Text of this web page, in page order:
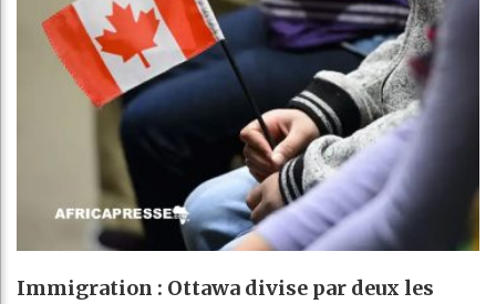
Immigration : Ottawa divise par deux les